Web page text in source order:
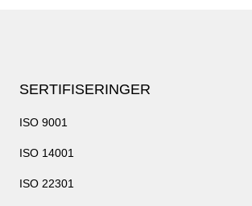
SERTIFISERINGER
ISO 9001
ISO 14001
ISO 22301